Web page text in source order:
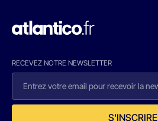
RECEVEZ NOTRE NEWSLETTER
S'INSCRIRE